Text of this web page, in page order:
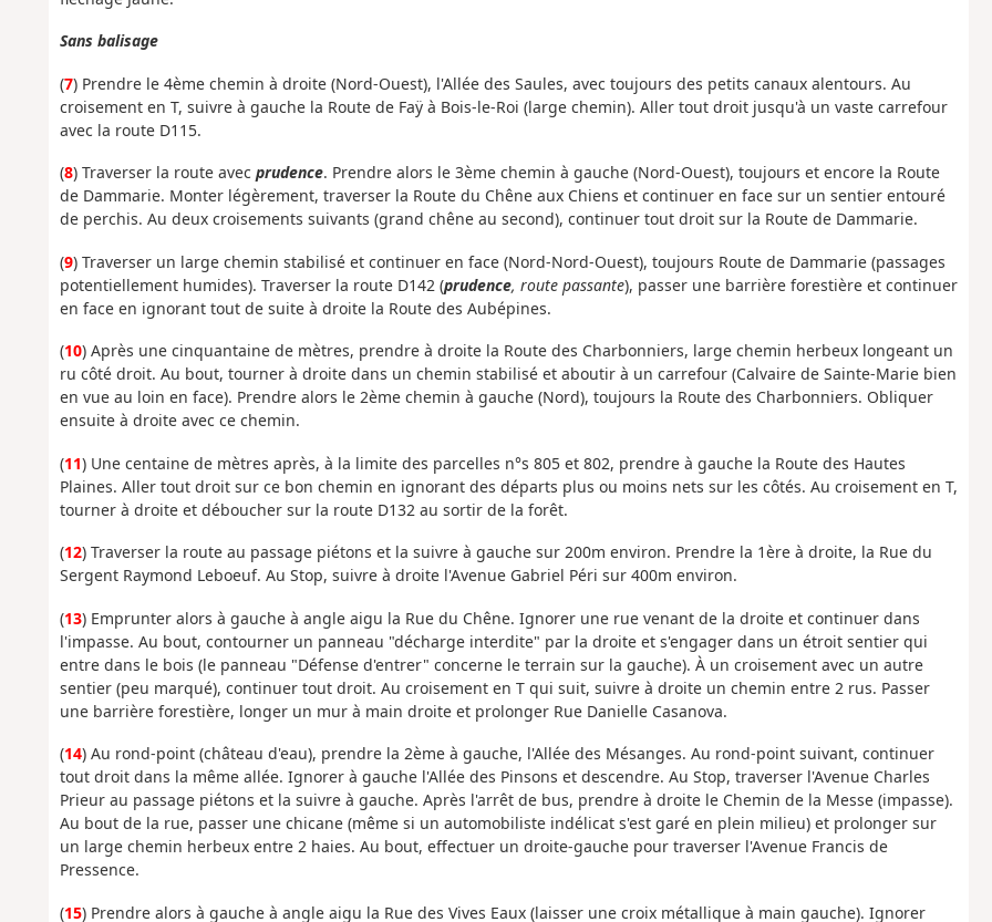
Sans balisage
(7) Prendre le 4ème chemin à droite (Nord-Ouest), l'Allée des Saules, avec toujours des petits canaux alentours. Au
croisement en T, suivre à gauche la Route de Faÿ à Bois-le-Roi (large chemin). Aller tout droit jusqu'à un vaste carrefour
avec la route D115.
(8) Traverser la route avec prudence. Prendre alors le 3ème chemin à gauche (Nord-Ouest), toujours et encore la Route
de Dammarie. Monter légèrement, traverser la Route du Chêne aux Chiens et continuer en face sur un sentier entouré
de perchis. Au deux croisements suivants (grand chêne au second), continuer tout droit sur la Route de Dammarie.
(9) Traverser un large chemin stabilisé et continuer en face (Nord-Nord-Ouest), toujours Route de Dammarie (passages
potentiellement humides). Traverser la route D142 (prudence, route passante), passer une barrière forestière et continuer
en face en ignorant tout de suite à droite la Route des Aubépines.
(10) Après une cinquantaine de mètres, prendre à droite la Route des Charbonniers, large chemin herbeux longeant un
ru côté droit. Au bout, tourner à droite dans un chemin stabilisé et aboutir à un carrefour (Calvaire de Sainte-Marie bien
en vue au loin en face). Prendre alors le 2ème chemin à gauche (Nord), toujours la Route des Charbonniers. Obliquer
ensuite à droite avec ce chemin.
(11) Une centaine de mètres après, à la limite des parcelles n°s 805 et 802, prendre à gauche la Route des Hautes
Plaines. Aller tout droit sur ce bon chemin en ignorant des départs plus ou moins nets sur les côtés. Au croisement en T,
tourner à droite et déboucher sur la route D132 au sortir de la forêt.
(12) Traverser la route au passage piétons et la suivre à gauche sur 200m environ. Prendre la 1ère à droite, la Rue du
Sergent Raymond Leboeuf. Au Stop, suivre à droite l'Avenue Gabriel Péri sur 400m environ.
(13) Emprunter alors à gauche à angle aigu la Rue du Chêne. Ignorer une rue venant de la droite et continuer dans
l'impasse. Au bout, contourner un panneau "décharge interdite" par la droite et s'engager dans un étroit sentier qui
entre dans le bois (le panneau "Défense d'entrer" concerne le terrain sur la gauche). À un croisement avec un autre
sentier (peu marqué), continuer tout droit. Au croisement en T qui suit, suivre à droite un chemin entre 2 rus. Passer
une barrière forestière, longer un mur à main droite et prolonger Rue Danielle Casanova.
(14) Au rond-point (château d'eau), prendre la 2ème à gauche, l'Allée des Mésanges. Au rond-point suivant, continuer
tout droit dans la même allée. Ignorer à gauche l'Allée des Pinsons et descendre. Au Stop, traverser l'Avenue Charles
Prieur au passage piétons et la suivre à gauche. Après l'arrêt de bus, prendre à droite le Chemin de la Messe (impasse).
Au bout de la rue, passer une chicane (même si un automobiliste indélicat s'est garé en plein milieu) et prolonger sur
un large chemin herbeux entre 2 haies. Au bout, effectuer un droite-gauche pour traverser l'Avenue Francis de
Pressence.
(15) Prendre alors à gauche à angle aigu la Rue des Vives Eaux (laisser une croix métallique à main gauche). Ignorer